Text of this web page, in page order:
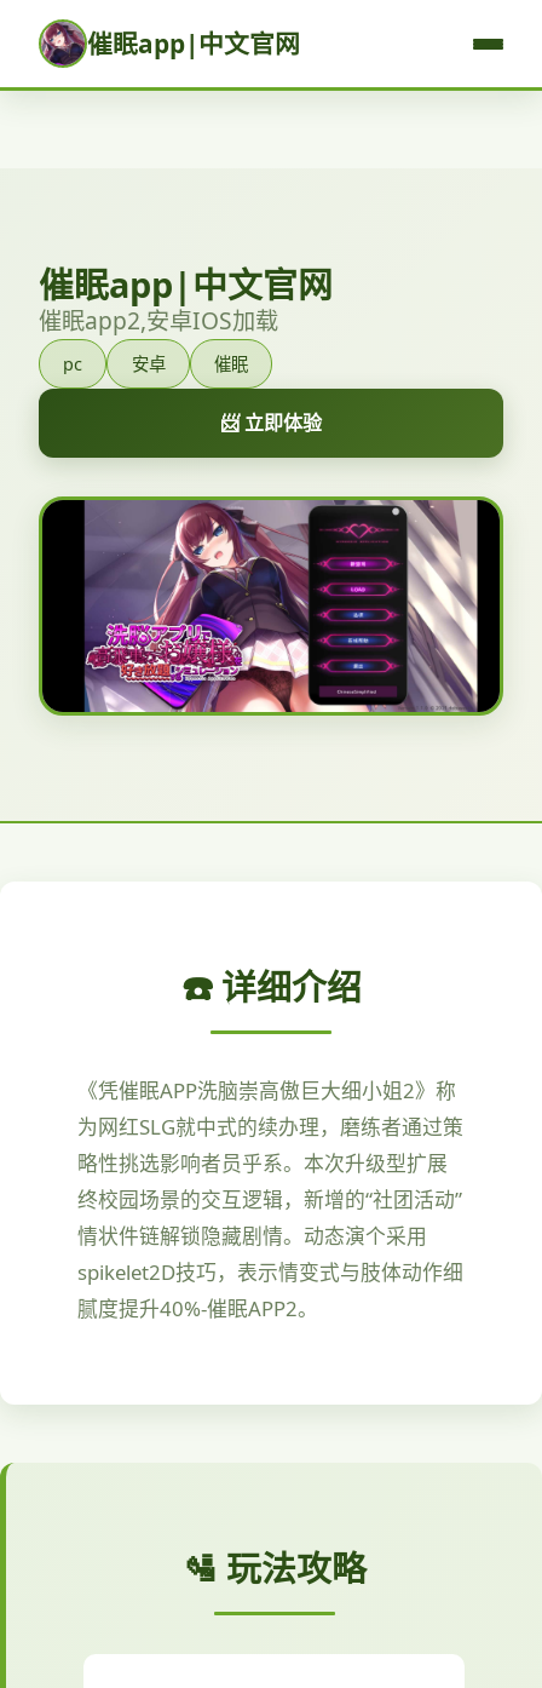
催眠app|中文官网
催眠app|中文官网
催眠app2,安卓IOS加载
pc 安卓 催眠
📨 立即体验
☎️ 详细介绍
《凭催眠APP洗脑崇高傲巨大细小姐2》称
为网红SLG就中式的续办理，磨练者通过策
略性挑选影响者员乎系。本次升级型扩展
终校园场景的交互逻辑，新增的“社团活动”
情状件链解锁隐藏剧情。动态演个采用
spikelet2D技巧，表示情变式与肢体动作细
腻度提升40%-催眠APP2。
🛂 玩法攻略